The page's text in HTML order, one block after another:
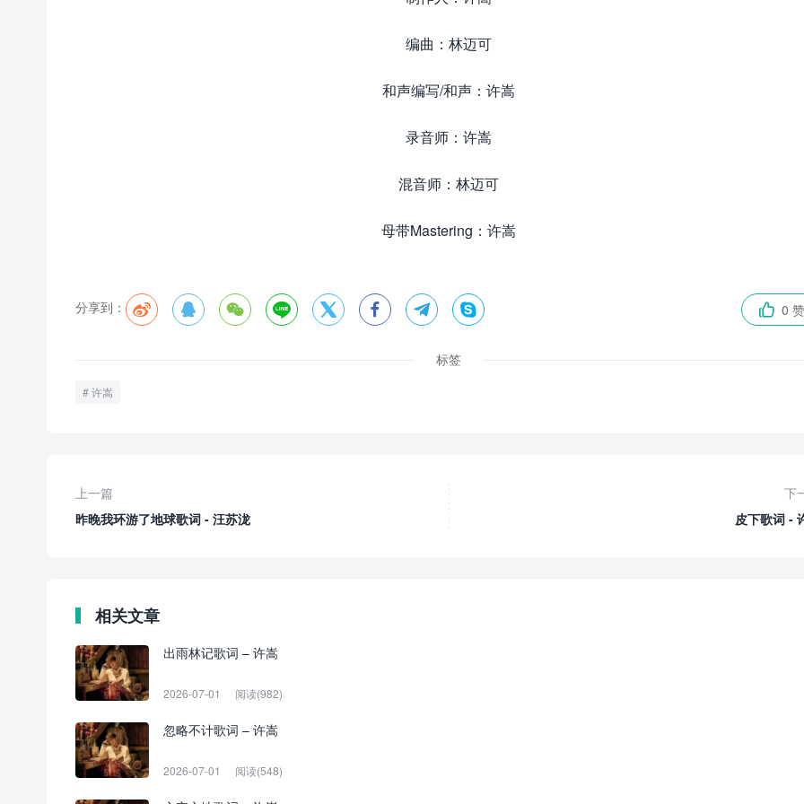
编曲：林迈可
和声编写/和声：许嵩
录音师：许嵩
混音师：林迈可
母带Mastering：许嵩
分享到：          0 赞
标签
许嵩
上一篇
昨晚我环游了地球歌词 - 汪苏泷
下
皮下歌词 -
相关文章
出雨林记歌词 – 许嵩
2026-07-01 阅读(982)
忽略不计歌词 – 许嵩
2026-07-01 阅读(548)